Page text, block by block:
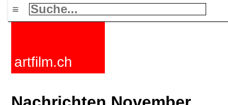
≡
artfilm.ch